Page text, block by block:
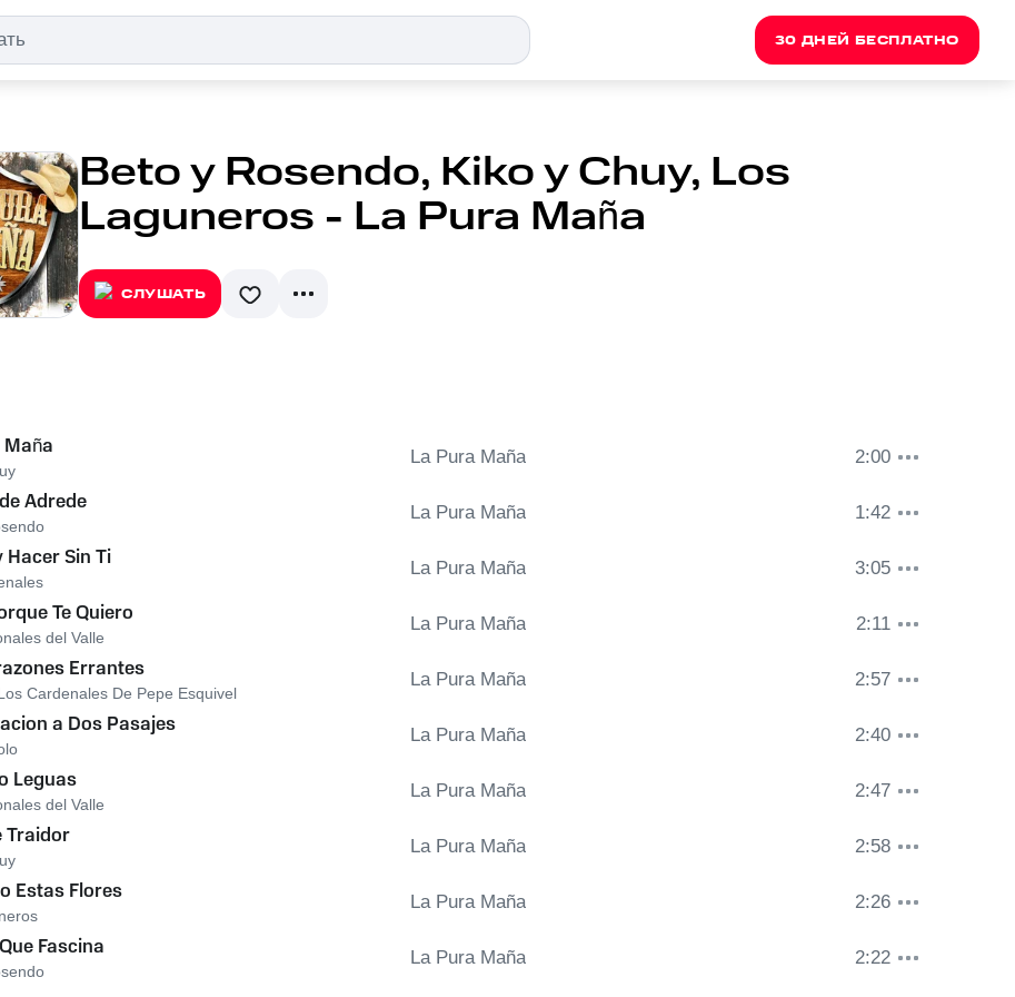
30 ДНЕЙ БЕСПЛАТНО
Beto y Rosendo, Kiko y Chuy, Los
Laguneros - La Pura Maña
СЛУШАТЬ
La Pura Maña 2:00
Adrede La Pura Maña 1:42
Hacer Sin Ti La Pura Maña 3:05
Te Quiero
del Valle
La Pura Maña 2:11
Errantes
Cardenales De Pepe Esquivel
La Pura Maña 2:57
a Dos Pasajes La Pura Maña 2:40
Leguas
del Valle
La Pura Maña 2:47
Traidor La Pura Maña 2:58
Estas Flores La Pura Maña 2:26
Fascina La Pura Maña 2:22